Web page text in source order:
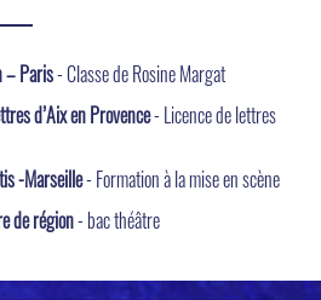
– Paris- Classe de Rosine Margat
d’Aix en Provence- Licence de lettres
-Marseille- Formation à la mise en scène
de région- bac théâtre